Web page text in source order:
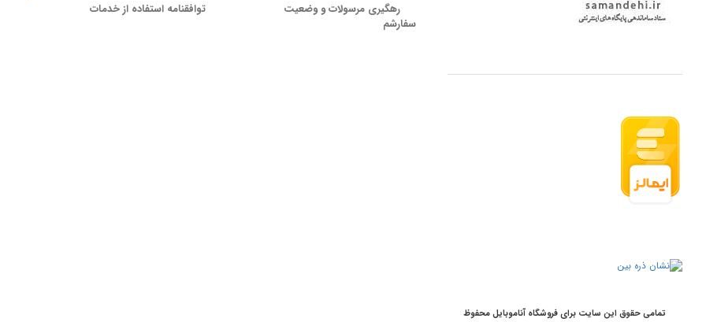
تمامی حقوق این سایت برای فروشگاه آناموبایل محفوظ
رهگیری مرسولات و وضعیت
سفارشم
توافقنامه استفاده از خدمات